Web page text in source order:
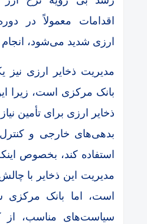
اقدامات معمولاً در
ارزی شدید می‌شود،
مدیریت ذخایر ارزی نیز
بانک مرکزی است، زیرا
ذخایر ارزی برای تأمین
بدهی‌های خارجی و کنترل
استفاده کند، بخصوص
مدیریت این ذخایر با
است، اما بانک مرکزی
سیاست‌های مناسب، از